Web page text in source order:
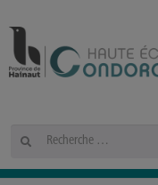
Rechercher